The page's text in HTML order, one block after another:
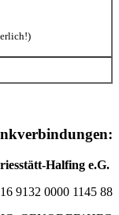
Halfing e.G.
9132 0000 1145 88